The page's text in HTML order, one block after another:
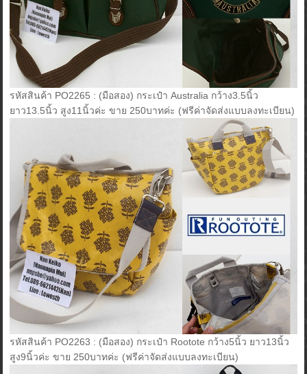
รหัสสินค้า PO2265 : (มือสอง) กระเป๋า Australia กว้าง3.5นิ้ว
ยาว13.5นิ้ว สูง11นิ้วค่ะ ขาย 250บาทค่ะ (ฟรีค่าจัดส่งแบบลงทะเบียน)
รหัสสินค้า PO2263 : (มือสอง) กระเป๋า Rootote กว้าง5นิ้ว ยาว13นิ้ว
สูง9นิ้วค่ะ ขาย 250บาทค่ะ (ฟรีค่าจัดส่งแบบลงทะเบียน)